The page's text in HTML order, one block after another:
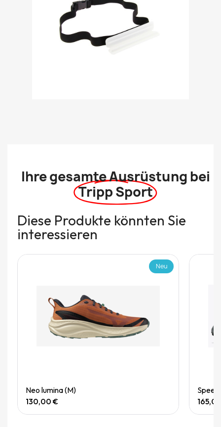
Ihre gesamte Ausrüstung bei
Tripp Sport
Diese Produkte könnten Sie
interessieren
Neu
Neo lumina (M)
130,00 €